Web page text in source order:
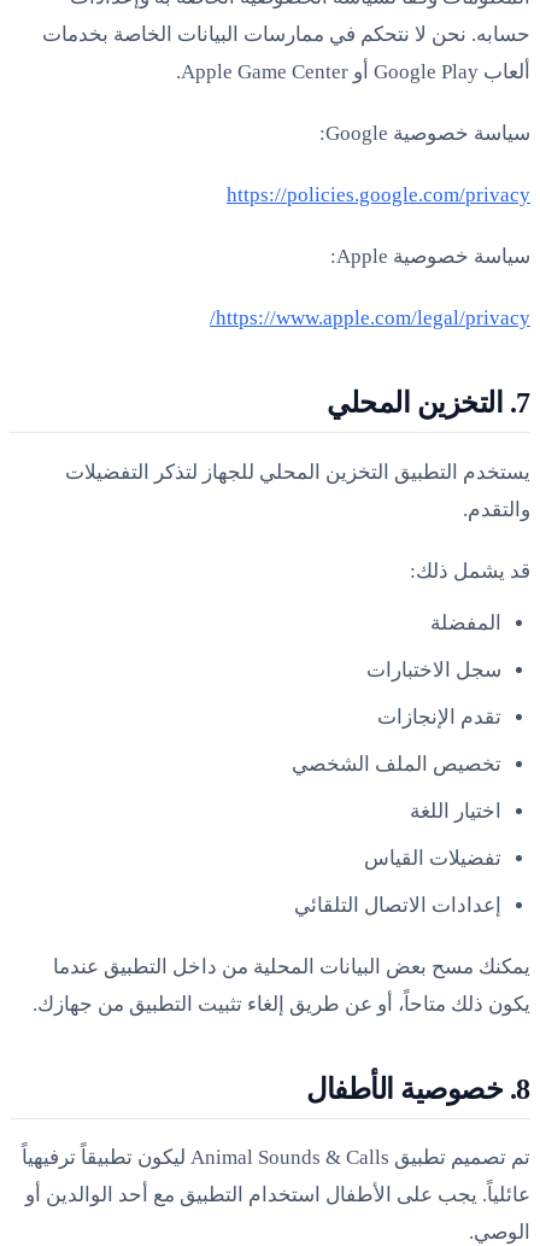
حسابه. نحن لا نتحكم في ممارسات البيانات الخاصة بخدمات
ألعاب Google Play أو Apple Game Center.
سياسة خصوصية Google:
https://policies.google.com/privacy
سياسة خصوصية Apple:
https://www.apple.com/legal/privacy/
7. التخزين المحلي
يستخدم التطبيق التخزين المحلي للجهاز لتذكر التفضيلات
والتقدم.
قد يشمل ذلك:
المفضلة
سجل الاختبارات
تقدم الإنجازات
تخصيص الملف الشخصي
اختيار اللغة
تفضيلات القياس
إعدادات الاتصال التلقائي
يمكنك مسح بعض البيانات المحلية من داخل التطبيق عندما
يكون ذلك متاحاً، أو عن طريق إلغاء تثبيت التطبيق من جهازك.
8. خصوصية الأطفال
تم تصميم تطبيق Animal Sounds & Calls ليكون تطبيقاً ترفيهياً
عائلياً. يجب على الأطفال استخدام التطبيق مع أحد الوالدين أو
الوصي.